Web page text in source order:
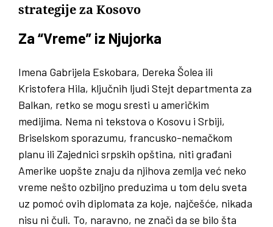
strategije za Kosovo
Za “Vreme” iz Njujorka
Imena Gabrijela Eskobara, Dereka Šolea ili
Kristofera Hila, ključnih ljudi Stejt departmenta za
Balkan, retko se mogu sresti u američkim
medijima. Nema ni tekstova o Kosovu i Srbiji,
Briselskom sporazumu, francusko-nemačkom
planu ili Zajednici srpskih opština, niti građani
Amerike uopšte znaju da njihova zemlja već neko
vreme nešto ozbiljno preduzima u tom delu sveta
uz pomoć ovih diplomata za koje, najčešće, nikada
nisu ni čuli. To, naravno, ne znači da se bilo šta